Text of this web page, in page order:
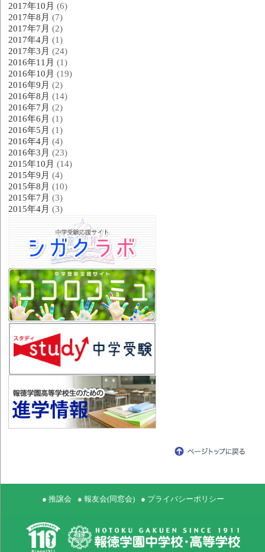
2017年10月 (6)
2017年8月 (7)
2017年7月 (2)
2017年4月 (1)
2017年3月 (24)
2016年11月 (1)
2016年10月 (19)
2016年9月 (2)
2016年8月 (14)
2016年7月 (2)
2016年6月 (1)
2016年5月 (1)
2016年4月 (4)
2016年3月 (23)
2015年10月 (14)
2015年9月 (4)
2015年8月 (10)
2015年7月 (3)
2015年4月 (3)
● 推譲会 ● 報友会(同窓会) ● プライバシーポリシー